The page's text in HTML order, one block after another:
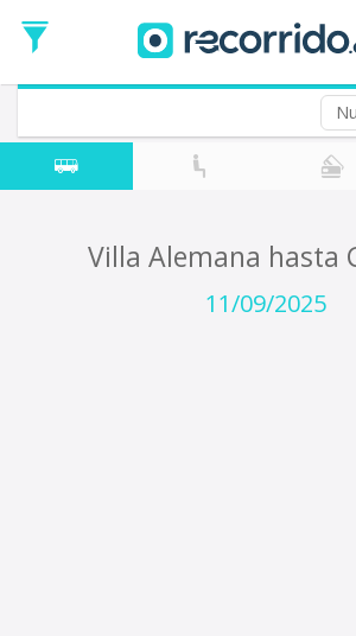
de
Ida
Vuelta (opcional)
Fecha
de
Villa Alemana hasta
11/09/2025